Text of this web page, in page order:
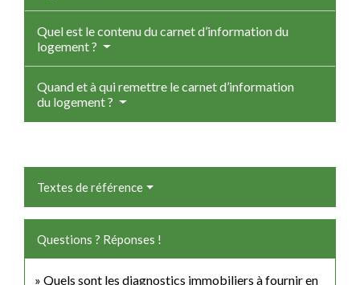
Quel est le contenu du carnet d’information du
logement ?
Quand et à qui remettre le carnet d’information
du logement ?
Textes de référence
Questions ? Réponses !
Quels sont les diagnostics immobiliers à fournir en